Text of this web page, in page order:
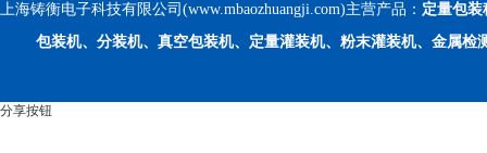
上海铸衡电子科技有限公司(www.mbaozhuangji.com)主营产品： 定量包装
包装机、分装机、真空包装机、定量灌装机、粉末灌装机、金属检
分享按钮